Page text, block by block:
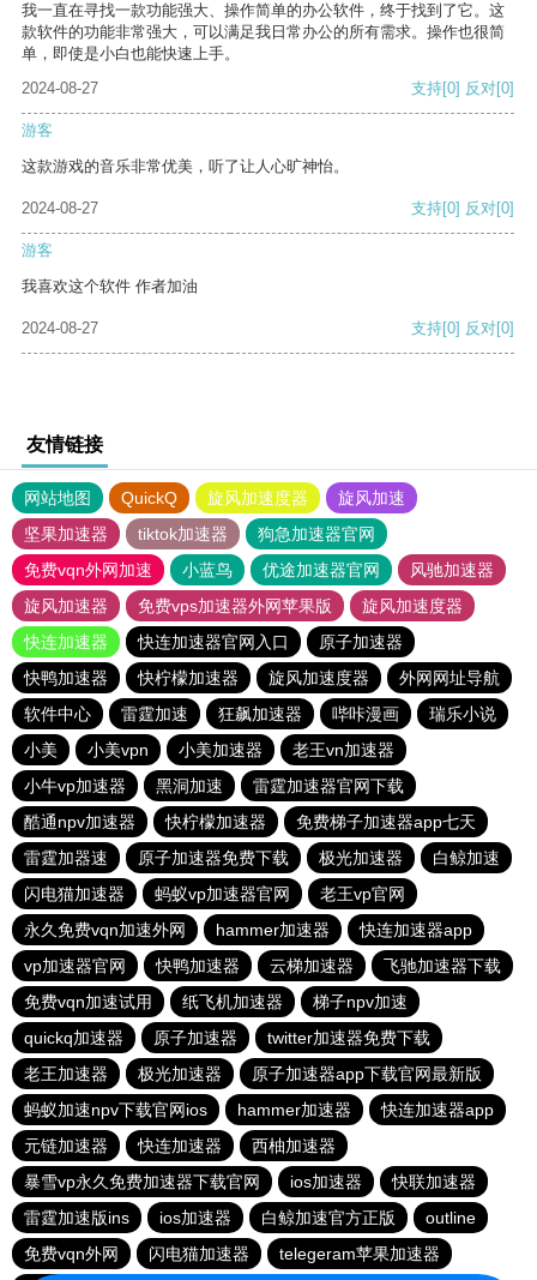
我一直在寻找一款功能强大、操作简单的办公软件，终于找到了它。这
款软件的功能非常强大，可以满足我日常办公的所有需求。操作也很简
单，即使是小白也能快速上手。
2024-08-27
支持[0] 反对[0]
游客
这款游戏的音乐非常优美，听了让人心旷神怡。
2024-08-27 支持[0] 反对[0]
游客
我喜欢这个软件 作者加油
2024-08-27 支持[0] 反对[0]
友情链接
网站地图 QuickQ 旋风加速度器
旋风加速
坚果加速器
tiktok加速器
狗急加速器官网
免费vqn外网加速
小蓝鸟 优途加速器官网
风驰加速器
旋风加速器
免费vps加速器外网苹果版
旋风加速度器
快连加速器
快连加速器官网入口
原子加速器
快鸭加速器
快柠檬加速器 旋风加速度器
外网网址导航
软件中心
雷霆加速 狂飙加速器 哔咔漫画
瑞乐小说
小美
小美vpn 小美加速器
老王vn加速器
小牛vp加速器
黑洞加速
雷霆加速器官网下载
酷通npv加速器
快柠檬加速器
免费梯子加速器app七天
雷霆加器速
原子加速器免费下载 极光加速器
白鲸加速
闪电猫加速器
蚂蚁vp加速器官网
老王vp官网
永久免费vqn加速外网
hammer加速器
快连加速器app
vp加速器官网
快鸭加速器 云梯加速器
飞驰加速器下载
免费vqn加速试用
纸飞机加速器
梯子npv加速
quickq加速器
原子加速器
twitter加速器免费下载
老王加速器
极光加速器
原子加速器app下载官网最新版
蚂蚁加速npv下载官网ios
hammer加速器
快连加速器app
元链加速器
快连加速器
西柚加速器
暴雪vp永久免费加速器下载官网
ios加速器
快联加速器
雷霆加速版ins
ios加速器 白鲸加速官方正版
outline
免费vqn外网
闪电猫加速器 telegeram苹果加速器